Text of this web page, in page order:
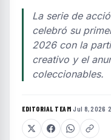
La serie de
celebró su
2026 con la
creativo y el
coleccionables.
EDITORIAL TEAM·Jul 8, 2026 ·